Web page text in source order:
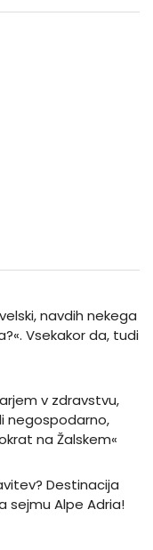
navdih nekega
Vsekakor da, tudi
v zdravstvu,
negospodarno,
na Žalskem«
Destinacija
sejmu Alpe Adria!